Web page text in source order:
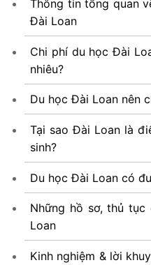
Thông tin tổng quan
Đài Loan
Chi phí du học Đài
nhiêu?
Du học Đài Loan nên
Tại sao Đài Loan là
sinh?
Du học Đài Loan có
Những hồ sơ, thủ
Loan
Kinh nghiệm & lời